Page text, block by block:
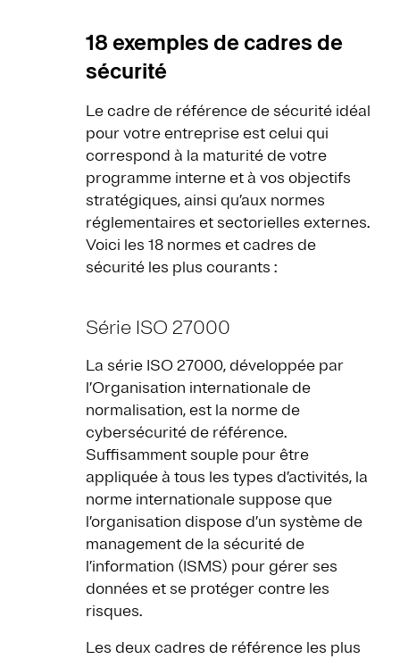
18 exemples de cadres de
sécurité
Le cadre de référence de sécurité idéal
pour votre entreprise est celui qui
correspond à la maturité de votre
programme interne et à vos objectifs
stratégiques, ainsi qu’aux normes
réglementaires et sectorielles externes.
Voici les 18 normes et cadres de
sécurité les plus courants :
Série ISO 27000
La série ISO 27000, développée par
l’Organisation internationale de
normalisation, est la norme de
cybersécurité de référence.
Suffisamment souple pour être
appliquée à tous les types d’activités, la
norme internationale suppose que
l’organisation dispose d’un système de
management de la sécurité de
l’information (ISMS) pour gérer ses
données et se protéger contre les
risques.
Les deux cadres de référence les plus